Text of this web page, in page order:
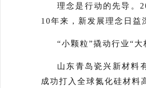
理念是行动的先导。
10年来，新发展理念日
“小颗粒”撬动行业“大
山东青岛瓷兴新材料
成功打入全球氮化硅材料